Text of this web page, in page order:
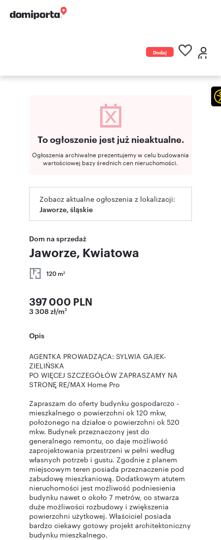
Dodaj
To ogłoszenie jest już nieaktualne.
Ogłoszenia archiwalne prezentujemy w celu budowania
wartościowej bazy średnich cen nieruchomości.
Zobacz aktualne ogłoszenia z lokalizacji:
Jaworze, śląskie
Dom na sprzedaż
Jaworze, Kwiatowa
120 m2
397 000 PLN
3 308 zł/m2
Opis
AGENTKA PROWADZĄCA: SYLWIA GAJEK-
ZIELIŃSKA
PO WIĘCEJ SZCZEGÓŁÓW ZAPRASZAMY NA
STRONĘ RE/MAX Home Pro
Zapraszam do oferty budynku gospodarczo -
mieszkalnego o powierzchni ok 120 mkw,
położonego na działce o powierzchni ok 520
mkw. Budynek przeznaczony jest do
generalnego remontu, co daje możliwość
zaprojektowania przestrzeni w pełni według
własnych potrzeb i gustu. Zgodnie z planem
miejscowym teren posiada przeznaczenie pod
zabudowę mieszkaniową. Dodatkowym atutem
nieruchomości jest możliwość podniesienia
budynku nawet o około 7 metrów, co stwarza
duże możliwości rozbudowy i zwiększenia
powierzchni użytkowej. Właściciel posiada
bardzo ciekawy gotowy projekt architektoniczny
budynku mieszkalnego.